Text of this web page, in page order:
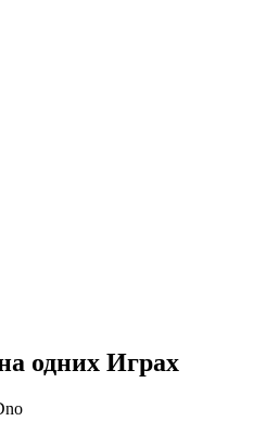
одних Играх